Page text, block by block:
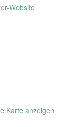
Karte anzeigen
Website